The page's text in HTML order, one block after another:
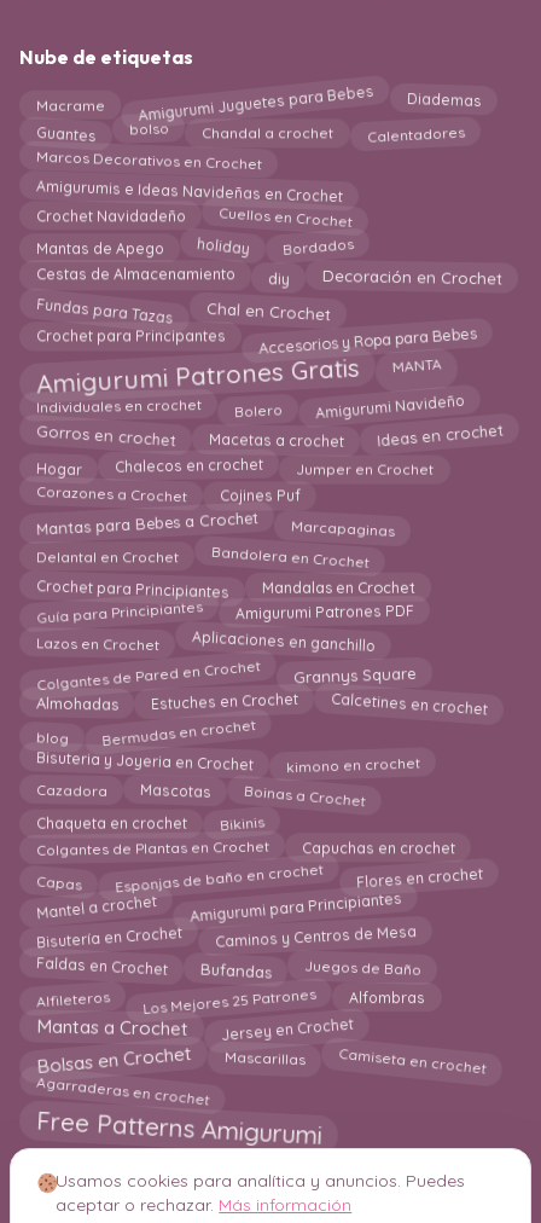
Nube de etiquetas
Macrame Amigurumi Juguetes para Bebes Diademas
Guantes bolso Chandal a crochet Calentadores
Marcos Decorativos en Crochet
Amigurumis e Ideas Navideñas en Crochet
Crochet Navidadeño Cuellos en Crochet
Mantas de Apego holiday Bordados
Cestas de Almacenamiento diy Decoración en Crochet
Fundas para Tazas Chal en Crochet
Crochet para Principantes Accesorios y Ropa para Bebes
Amigurumi Patrones Gratis MANTA
Individuales en crochet Bolero Amigurumi Navideño
Gorros en crochet Macetas a crochet Ideas en crochet
Hogar Chalecos en crochet Jumper en Crochet
Corazones a Crochet Cojines Puf
Mantas para Bebes a Crochet Marcapaginas
Delantal en Crochet Bandolera en Crochet
Crochet para Principiantes Mandalas en Crochet
Guía para Principiantes Amigurumi Patrones PDF
Lazos en Crochet Aplicaciones en ganchillo
Colgantes de Pared en Crochet Grannys Square
Almohadas Estuches en Crochet Calcetines en crochet
blog Bermudas en crochet
Bisuteria y Joyeria en Crochet kimono en crochet
Cazadora Mascotas Boinas a Crochet
Chaqueta en crochet Bikinis
Colgantes de Plantas en Crochet Capuchas en crochet
Capas Esponjas de baño en crochet Flores en crochet
Mantel a crochet Amigurumi para Principiantes
Bisutería en Crochet Caminos y Centros de Mesa
Faldas en Crochet Bufandas Juegos de Baño
Alfileteros Los Mejores 25 Patrones Alfombras
Mantas a Crochet Jersey en Crochet
Bolsas en Crochet Mascarillas Camiseta en crochet
Agarraderas en crochet
Free Patterns Amigurumi
Usamos cookies para analítica y anuncios. Puedes
aceptar o rechazar. Más información